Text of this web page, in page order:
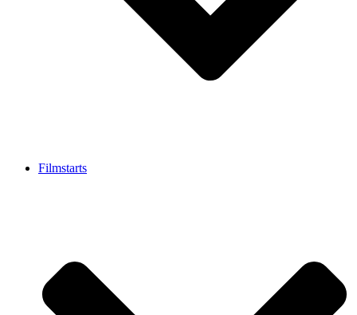
Filmstarts